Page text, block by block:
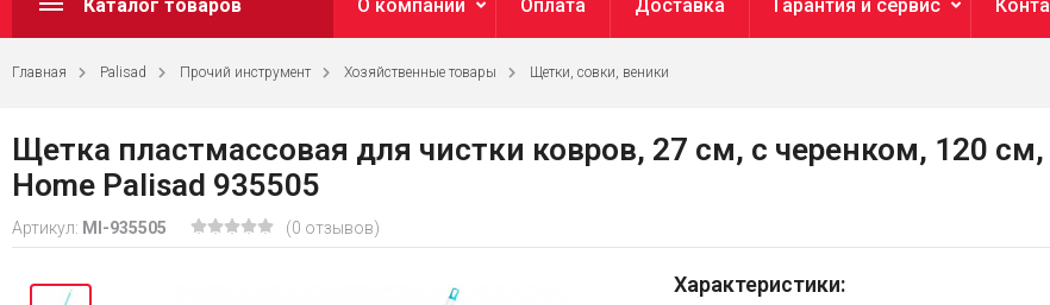
Каталог товаров О компании Оплата Доставка Гарантия и сервис
Главная Palisad Прочий инструмент Хозяйственные товары Щетки, совки, веники
Щетка пластмассовая для чистки ковров, 27 cм, c черенком, 120
Home Palisad 935505
Артикул: MI-935505 (0 отзывов)
Характеристики: